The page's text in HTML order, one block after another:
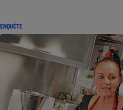
ENQUÊTE